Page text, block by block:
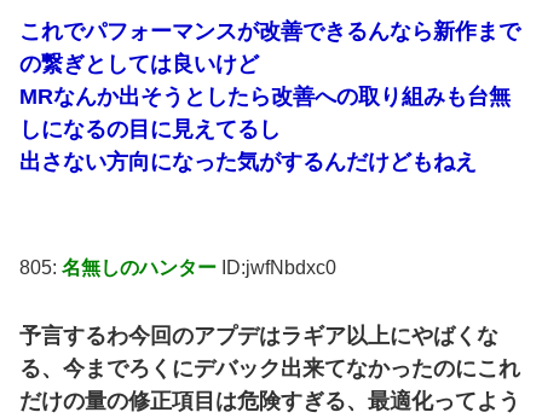
これでパフォーマンスが改善できるんなら新作まで
の繋ぎとしては良いけど
MRなんか出そうとしたら改善への取り組みも台無
しになるの目に見えてるし
出さない方向になった気がするんだけどもねえ
805: 名無しのハンター ID:jwfNbdxc0
予言するわ今回のアプデはラギア以上にやばくな
る、今までろくにデバック出来てなかったのにこれ
だけの量の修正項目は危険すぎる、最適化ってよう